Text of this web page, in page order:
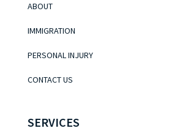
ABOUT
IMMIGRATION
PERSONAL INJURY
CONTACT US
SERVICES